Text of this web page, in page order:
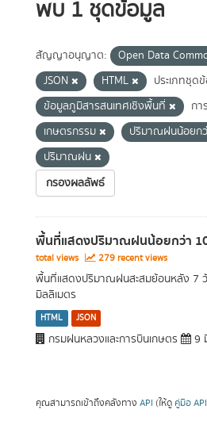
พบ 1 ชุดข้อมูล
สัญญาอนุญาต: Open Data
JSON
HTML
ประเภทชุด
ข้อมูลภูมิสารสนเทศเชิงพื้นที่
กา
เกษตรกรรม
ปริมาณฝนน้อยก
ปริมาณฝน
กรองผลลัพธ์
พื้นที่แสดงปริมาณฝนน้อยกว่า
total views
279 recent views
พื้นที่แสดงปริมาณฝนสะสมย้อนหลัง 7
มิลลิเมตร
HTML JSON
กรมฝนหลวงและการบินเกษตร 9
คุณสามารถเข้าถึงคลังทาง API (ให้ดู คู่มือ API